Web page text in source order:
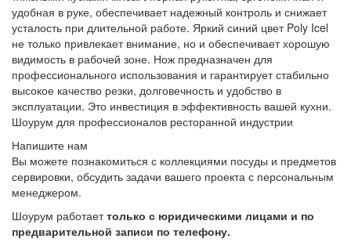
удобная в руке, обеспечивает надежный контроль и снижает
усталость при длительной работе. Яркий синий цвет Poly Icel
не только привлекает внимание, но и обеспечивает хорошую
видимость в рабочей зоне. Нож предназначен для
профессионального использования и гарантирует стабильно
высокое качество резки, долговечность и удобство в
эксплуатации. Это инвестиция в эффективность вашей кухни.
Шоурум для профессионалов ресторанной индустрии
Напишите нам
Вы можете познакомиться с коллекциями посуды и предметов
сервировки, обсудить задачи вашего проекта с персональным
менеджером.
Шоурум работаеттолько с юридическими лицами и по
предварительной записи по телефону.